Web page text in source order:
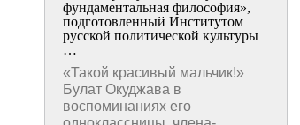
фундаментальная философия»,
подготовленный Институтом
русской политической культуры
…
«Такой красивый мальчик!»
Булат Окуджава в
воспоминаниях его